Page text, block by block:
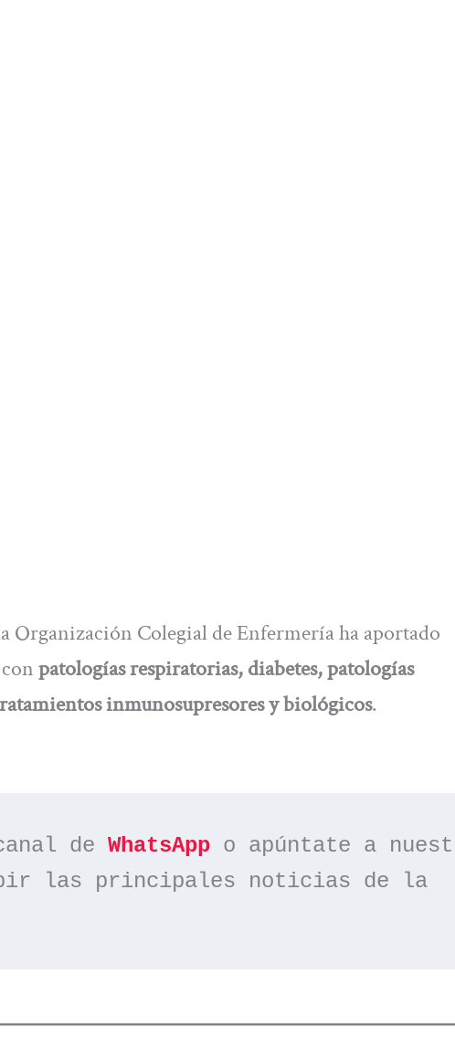
Organización Colegial de Enfermería ha aportado
patologías respiratorias, diabetes, patologías
inmunosupresores y biológicos.
de WhatsApp
las principales noticias de la